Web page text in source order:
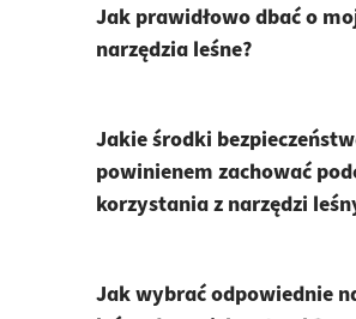
Jak prawidłowo dbać o
narzędzia leśne?
Jakie środki
powinienem zachować
korzystania z narzędzi
Jak wybrać odpowiednie